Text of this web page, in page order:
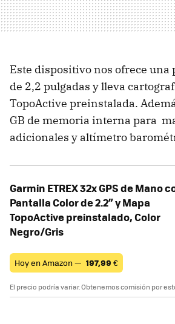
Este dispositivo nos ofrece una
de 2,2 pulgadas y lleva
TopoActive preinstalada.
GB de memoria interna para
adicionales y altímetro
Garmin ETREX 32x GPS de Mano
Pantalla Color de 2.2” y Mapa
TopoActive preinstalado, Color
Negro/Gris
Hoy en Amazon — 197,99 €
El precio podría variar. Obtenemos comisión por